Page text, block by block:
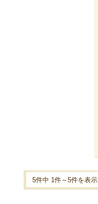
5件中 1件～5件を表示